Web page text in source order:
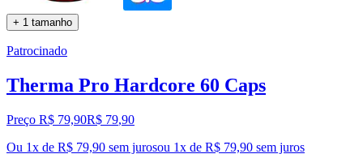
+ 1 tamanho
Patrocinado
Therma Pro Hardcore 60 Caps
Preço R$ 79,90R$ 79,90
Ou 1x de R$ 79,90 sem jurosou 1x de R$ 79,90 sem juros